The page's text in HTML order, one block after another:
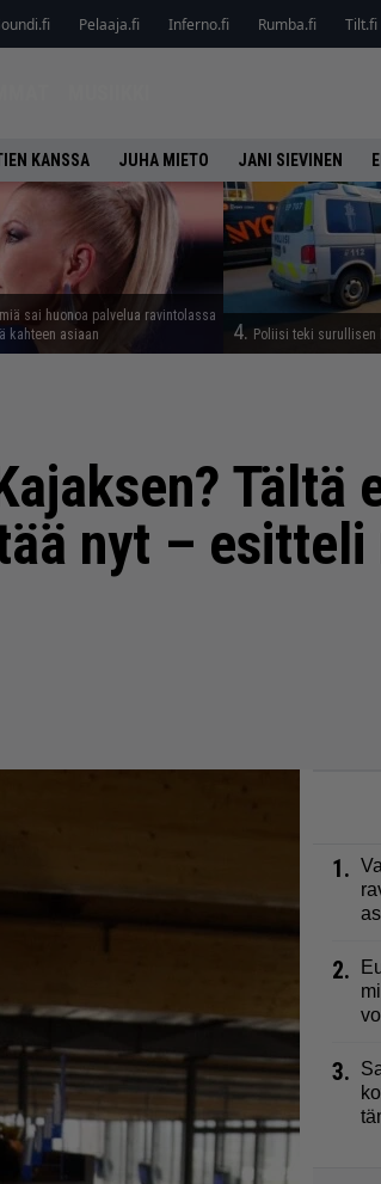
Pelaaja.fi Inferno.fi Rumba.fi Tilt.fi
KANSSA JUHA MIETO JANI SIEVINEN
sai huonoa palvelua ravintolassa
kahteen asiaan
4. Poliisi teki surullisen
Tältä
nyt – esitteli
1.
2.
3.